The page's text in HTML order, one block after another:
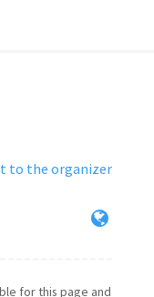
to the organizer
for this page and